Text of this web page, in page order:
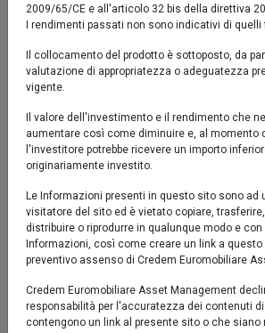
Comparto Benchmark
set '25 nov '25
2020
Fino al 08/08/2019 la politica del Comparto era
Fino al 31/12/2021 la politica del Comparto era
2009/65/CE e all'articolo 32 bis della direttiva
I rendimenti passati non sono indicativi di quelli
Il collocamento del prodotto è sottoposto, da
valutazione di appropriatezza o adeguatezza
vigente.
Il valore dell'investimento e il rendimento che
aumentare così come diminuire e, al momento
l'investitore potrebbe ricevere un importo
originariamente investito.
Le Informazioni presenti in questo sito sono ad
visitatore del sito ed è vietato copiare,
distribuire o riprodurre in qualunque modo e
Informazioni, così come creare un link a questo
preventivo assenso di Credem Euromobiliare
Credem Euromobiliare Asset Management
responsabilità per l'accuratezza dei contenuti
contengono un link al presente sito o che siano